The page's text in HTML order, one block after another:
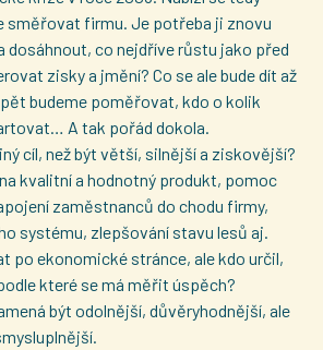
směřovat firmu. Je potřeba ji znovu
dosáhnout, co nejdříve růstu jako před
zisky a jmění? Co se ale bude dít až
budeme poměřovat, kdo o kolik
A tak pořád dokola.
cíl, než být větší, silnější a ziskovější?
kvalitní a hodnotný produkt, pomoc
zaměstnanců do chodu firmy,
systému, zlepšování stavu lesů aj.
po ekonomické stránce, ale kdo určil,
které se má měřit úspěch?
být odolnější, důvěryhodnější, ale